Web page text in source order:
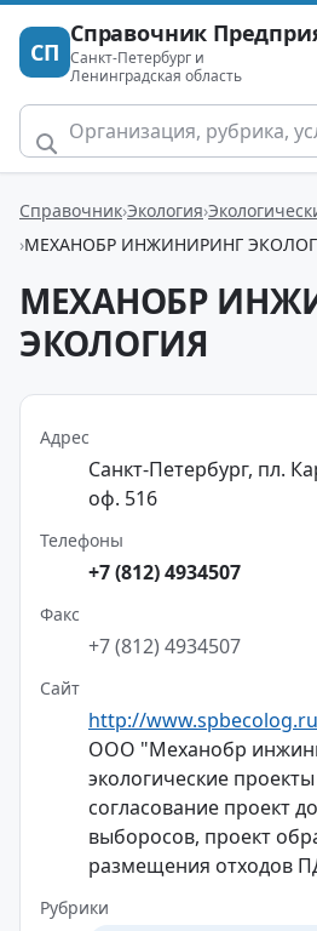
СП
Справочник
Санкт-Петербург и
Ленинградская область
Справочник Экология
МЕХАНОБР ИНЖИНИРИНГ
МЕХАНОБР
ЭКОЛОГИЯ
Адрес
Санкт-Петербург, пл.
оф. 516
Телефоны
+7 (812) 4934507
Факс
+7 (812) 4934507
Сайт
http://www.spbecolog.ru
ООО "Механобр
экологические
согласование проект
выборосов, проект
размещения отходов
Рубрики